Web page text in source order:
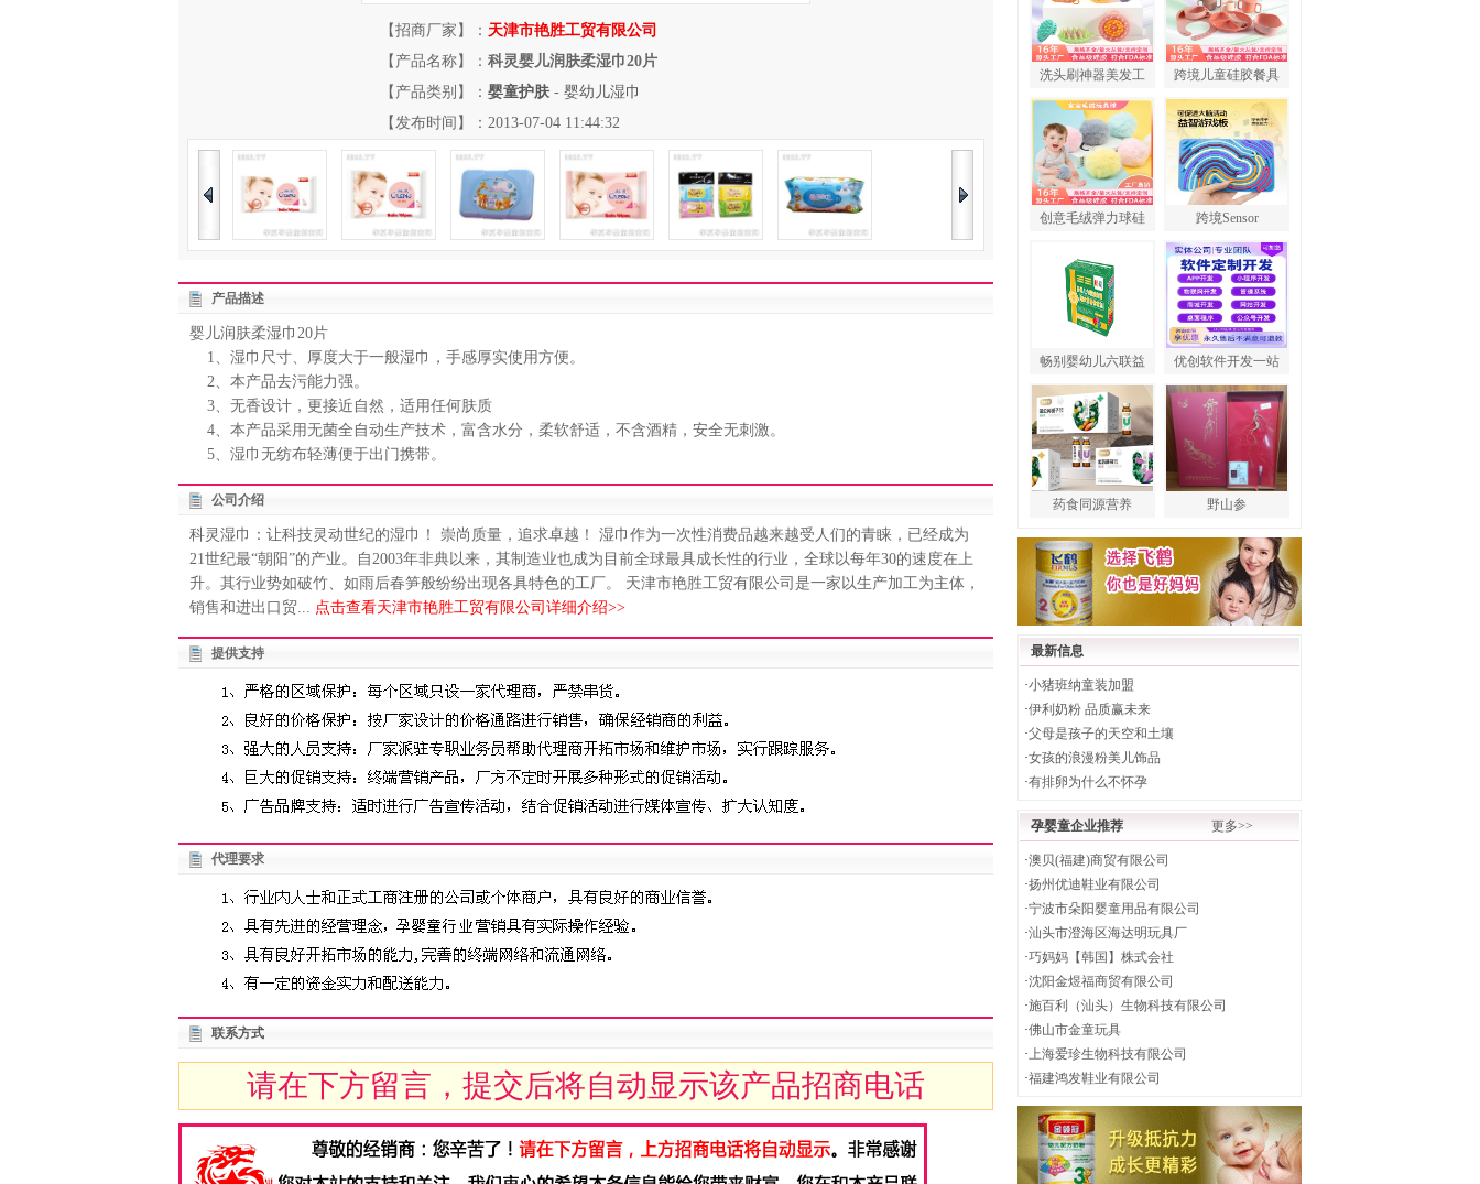
【招商厂家】： 天津市艳胜工贸有限公司
【产品名称】： 科灵婴儿润肤柔湿巾20片
【产品类别】： 婴童护肤 - 婴幼儿湿巾
【发布时间】：2013-07-04 11:44:32
产品描述
婴儿润肤柔湿巾20片
1、湿巾尺寸、厚度大于一般湿巾，手感厚实使用方便。
2、本产品去污能力强。
3、无香设计，更接近自然，适用任何肤质
4、本产品采用无菌全自动生产技术，富含水分，柔软舒适，不含酒精，安全无刺激。
5、湿巾无纺布轻薄便于出门携带。
公司介绍
科灵湿巾：让科技灵动世纪的湿巾！ 崇尚质量，追求卓越！ 湿巾作为一次性消费品越来越受人们的青睐，已经成为
21世纪最“朝阳”的产业。自2003年非典以来，其制造业也成为目前全球最具成长性的行业，全球以每年30的速度在上
升。其行业势如破竹、如雨后春笋般纷纷出现各具特色的工厂。 天津市艳胜工贸有限公司是一家以生产加工为主体，
销售和进出口贸... 点击查看天津市艳胜工贸有限公司详细介绍>>
提供支持
代理要求
联系方式
请在下方留言，提交后将自动显示该产品招商电话
洗头刷神器美发工 跨境儿童硅胶餐具
创意毛绒弹力球硅 跨境Sensor
畅别婴幼儿六联益 优创软件开发一站
药食同源营养 野山参
最新信息
·小猪班纳童装加盟
·伊利奶粉 品质赢未来
·父母是孩子的天空和土壤
·女孩的浪漫粉美儿饰品
·有排卵为什么不怀孕
孕婴童企业推荐 更多>>
·澳贝(福建)商贸有限公司
·扬州优迪鞋业有限公司
·宁波市朵阳婴童用品有限公司
·汕头市澄海区海达明玩具厂
·巧妈妈【韩国】株式会社
·沈阳金煜福商贸有限公司
·施百利（汕头）生物科技有限公司
·佛山市金童玩具
·上海爱珍生物科技有限公司
·福建鸿发鞋业有限公司